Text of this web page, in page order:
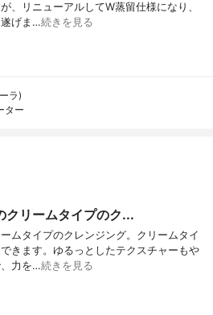
、リニューアルしてW蒸留仕様になり、
遂げま…続きを見る
ラ)
ター
クリームタイプのク...
ムタイプのクレンジング。クリームタイ
きます。ゆるっとしたテクスチャーもや
、力を…続きを見る